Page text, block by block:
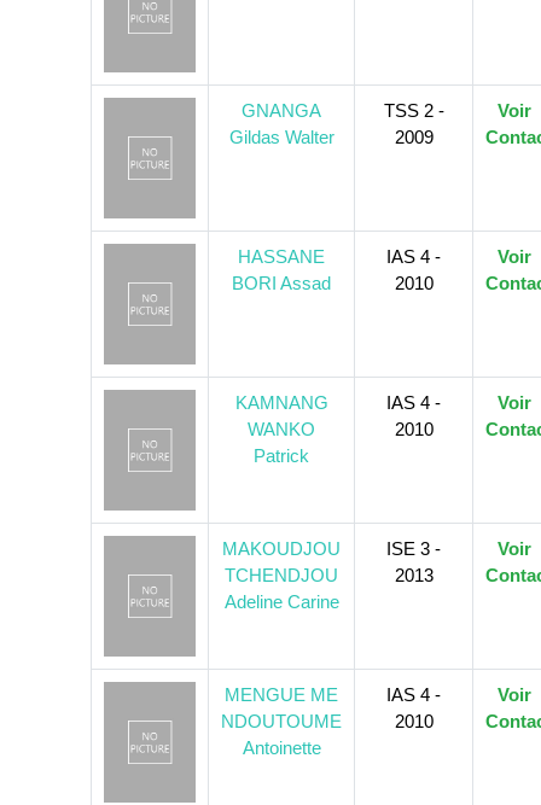
GNANGA
Gildas Walter
TSS 2 -
2009
Voir
HASSANE
BORI Assad
IAS 4 -
2010
Voir
KAMNANG
WANKO
Patrick
IAS 4 -
2010
Voir
MAKOUDJOU
TCHENDJOU
Adeline Carine
ISE 3 -
2013
Voir
MENGUE ME
NDOUTOUME
Antoinette
IAS 4 -
2010
Voir